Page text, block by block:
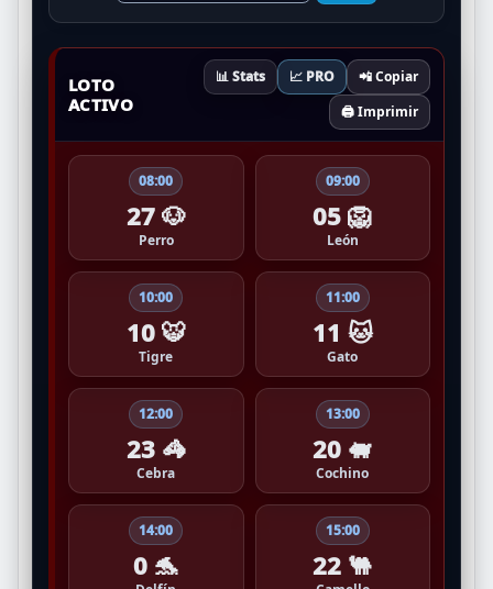
LOTO
ACTIVO
📊 Stats 📈 PRO
📲 Copiar
🖨️ Imprimir
08:00
27 🐶
Perro
09:00
05 🦁
León
10:00
10 🐯
Tigre
11:00
11 🐱
Gato
12:00
23 🦓
Cebra
13:00
20 🐖
Cochino
14:00
0 🐬
15:00
22 🐫